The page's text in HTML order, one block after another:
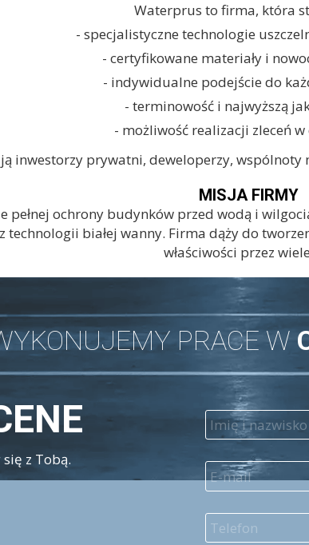
Waterprus to firma, która
- specjalistyczne technologie
- certyfikowane materiały i
- indywidualne podejście do
- terminowość i najwyższą
- możliwość realizacji zleceń w
inwestorzy prywatni, deweloperzy,
MISJA FIRMY
pełnej ochrony budynków przed wodą i
białej wanny. Firma dąży do
właściwości przez
z Tobą.
PRACE W